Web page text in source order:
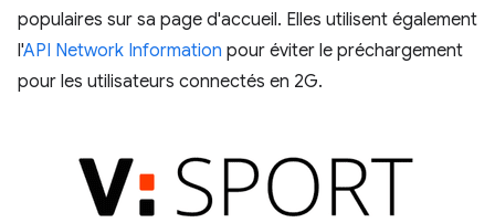
populaires sur sa page d'accueil. Elles utilisent également
l'API Network Information pour éviter le préchargement
pour les utilisateurs connectés en 2G.